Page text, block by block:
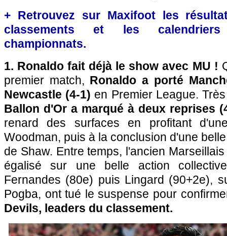
+ Retrouvez sur Maxifoot les
classements et les
championnats.
1. Ronaldo fait déjà le show avec MU !
premier match, Ronaldo a porté
Newcastle (4-1) en Premier League.
Ballon d'Or a marqué à deux reprises
renard des surfaces en profitant
Woodman, puis à la conclusion d'une
de Shaw. Entre temps, l'ancien
égalisé sur une belle action
Fernandes (80e) puis Lingard (90+2e),
Pogba, ont tué le suspense pour
Devils, leaders du classement.